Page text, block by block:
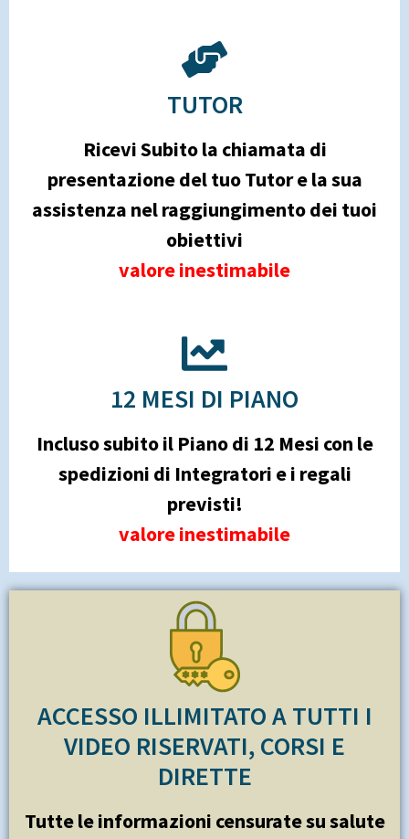
TUTOR
Ricevi Subito la chiamata di
presentazione del tuo Tutor e la sua
assistenza nel raggiungimento dei tuoi
obiettivi
valore inestimabile
12 MESI DI PIANO
Incluso subito il Piano di 12 Mesi con le
spedizioni di Integratori e i regali
previsti!
valore inestimabile
ACCESSO ILLIMITATO A TUTTI I
VIDEO RISERVATI, CORSI E
DIRETTE
Tutte le informazioni censurate su salute